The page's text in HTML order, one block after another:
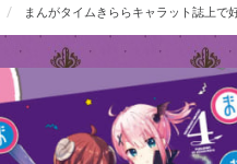
まんがタイムきららキャラット誌上